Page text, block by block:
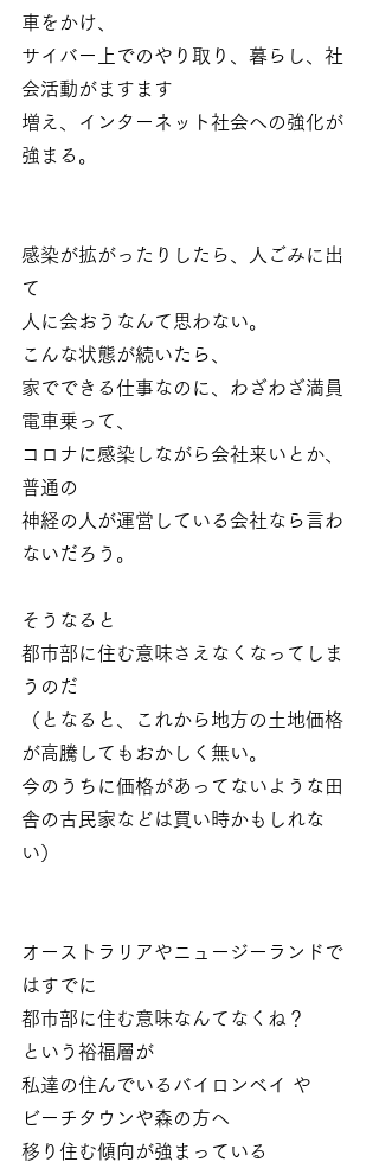
車をかけ、
サイバー上でのやり取り、暮らし、社
会活動がますます
増え、インターネット社会への強化が
強まる。
感染が拡がったりしたら、人ごみに出
て
人に会おうなんて思わない。
こんな状態が続いたら、
家でできる仕事なのに、わざわざ満員
電車乗って、
コロナに感染しながら会社来いとか、
普通の
神経の人が運営している会社なら言わ
ないだろう。
そうなると
都市部に住む意味さえなくなってしま
うのだ
（となると、これから地方の土地価格
が高騰してもおかしく無い。
今のうちに価格があってないような田
舎の古民家などは買い時かもしれな
い）
オーストラリアやニュージーランドで
はすでに
都市部に住む意味なんてなくね？
という裕福層が
私達の住んでいるバイロンベイ や
ビーチタウンや森の方へ
移り住む傾向が強まっている